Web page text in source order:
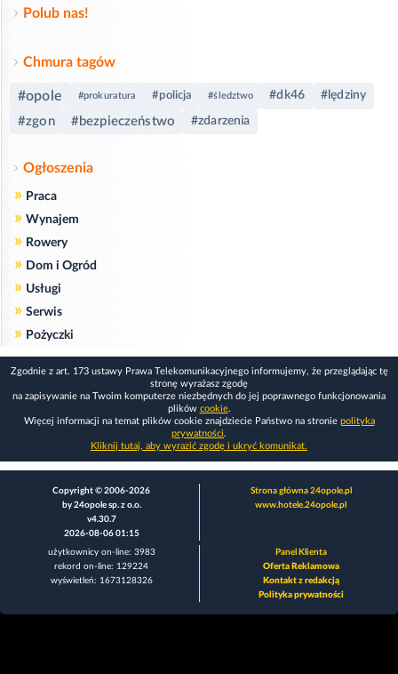
Polub nas!
Chmura tagów
#opole #prokuratura #policja #śledztwo #dk46 #lędziny
#zgon #bezpieczeństwo #zdarzenia
Ogłoszenia
» Praca
» Wynajem
» Rowery
» Dom i Ogród
» Usługi
» Serwis
» Pożyczki
Zgodnie z art. 173 ustawy Prawa Telekomunikacyjnego informujemy, że przeglądając tę
stronę wyrażasz zgodę
na zapisywanie na Twoim komputerze niezbędnych do jej poprawnego funkcjonowania
plików cookie.
Więcej informacji na temat plików cookie znajdziecie Państwo na stronie polityka
prywatności.
Kliknij tutaj, aby wyrazić zgodę i ukryć komunikat.
Copyright © 2006-2026
by 24opole sp. z o.o.
v4.30.7
2026-08-06 01:15
Strona główna 24opole.pl
www.hotele.24opole.pl
użytkownicy on-line: 3983
rekord on-line: 129224
wyświetleń: 1673128326
Panel Klienta
Oferta Reklamowa
Kontakt z redakcją
Polityka prywatności